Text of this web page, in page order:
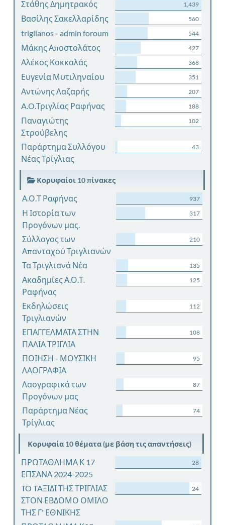
Στάθης Δημητρακός 1,439
Βασίλης Σακελλαρίδης 560
triglianos - admin foroum 544
Μάκης Αποστολάτος 427
Αλέκος Κοκκαλάς 368
Ευγενία Μυτιληναίου 351
Αντώνης Λαζαρής 207
A.O.Τριγλίας Ραφήνας 188
Παναγιώτης
Στρούβελης
102
Παράρτημα Συλλόγου
Νέας Τρίγλιας
43
Κορυφαίοι 10 πίνακες
Α.Ο.Τ Ραφήνας 937
Η Ιστορία των
Προγόνων μας.
317
Σύλλογος των
Απανταχού Τριγλιανών
210
Τα Τριγλιανά Νέα 135
Ακαδημίες Α.Ο.Τ.
Ραφήνας
125
Εκδηλώσεις
Τριγλιανών
112
ΕΠΑΓΓΕΛΜΑΤΑ ΣΤΗΝ
ΠΑΛΙΑ ΤΡΙΓΛΙΑ
108
ΠΟΙΗΣΗ - ΜΟΥΣΙΚΗ
ΛΑΟΓΡΑΦΙΑ
95
Λαογραφικά των
Προγόνων μας
87
Παράρτημα Νέας
Τρίγλιας
74
Κορυφαία 10 θέματα (με βάση τις απαντήσεις)
ΠΡΩΤΑΘΛΗΜΑ Κ 17
ΕΠΣΑΝΑ 2024-2025
28
TO TAΞΙΔΙ ΤΗΣ ΤΡΙΓΛΙΑΣ
ΣΤΟΝ ΕΒΔΟΜΟ ΟΜΙΛΟ
ΤΗΣ Γ' ΕΘΝΙΚΗΣ
24